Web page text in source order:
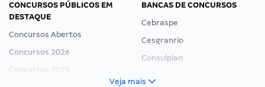
CONCURSOS PÚBLICOS EM
DESTAQUE
Concursos Abertos
Concursos 2026
Concursos 2025
BANCAS DE CONCURSOS
Cebraspe
Cesgranrio
Consulplan
Veja mais